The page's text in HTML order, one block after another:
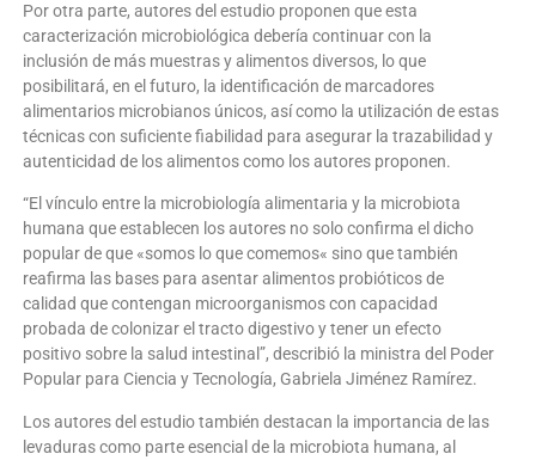
Por otra parte, autores del estudio proponen que esta
caracterización microbiológica debería continuar con la
inclusión de más muestras y alimentos diversos, lo que
posibilitará, en el futuro, la identificación de marcadores
alimentarios microbianos únicos, así como la utilización de estas
técnicas con suficiente fiabilidad para asegurar la trazabilidad y
autenticidad de los alimentos como los autores proponen.
“El vínculo entre la microbiología alimentaria y la microbiota
humana que establecen los autores no solo confirma el dicho
popular de que «somos lo que comemos« sino que también
reafirma las bases para asentar alimentos probióticos de
calidad que contengan microorganismos con capacidad
probada de colonizar el tracto digestivo y tener un efecto
positivo sobre la salud intestinal”, describió la ministra del Poder
Popular para Ciencia y Tecnología, Gabriela Jiménez Ramírez.
Los autores del estudio también destacan la importancia de las
levaduras como parte esencial de la microbiota humana, al